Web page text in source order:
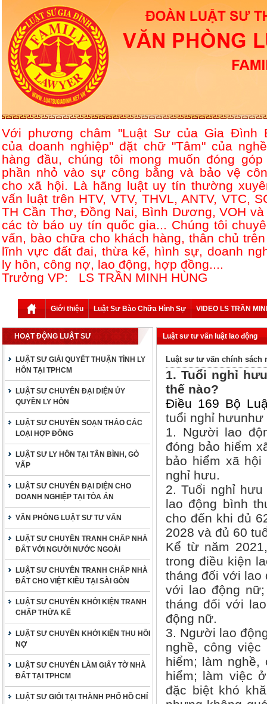
Với phương châm "Luật Sư của Gia Đình
của doanh nghiệp" đặt chữ "Tâm" của
hàng đầu, chúng tôi mong muốn đóng góp
phần nhỏ vào sự công bằng và bảo vệ
cho xã hội. Là hãng luật uy tín thường
vấn luật trên HTV, VTV, THVL, ANTV, VTC,
TH Cần Thơ, Đồng Nai, Bình Dương, VOH và
các tờ báo uy tín quốc gia... Chúng tôi
vấn, bào chữa cho khách hàng, thân chủ
lĩnh vực đất đai, thừa kế, hình sự, doanh
ly hôn, công nợ, lao động, hợp đồng....
Trưởng VP: LS TRẦN MINH HÙNG
Giới thiệu Luật Sư Bào Chữa Hình Sự VIDEO LS TRẦN
HOẠT ĐỘNG LUẬT SƯ
LUẬT SƯ GIẢI QUYẾT THUẬN TÌNH LY
HÔN TẠI TPHCM
LUẬT SƯ CHUYÊN ĐẠI DIỆN ỦY
QUYỀN LY HÔN
LUẬT SƯ CHUYÊN SOẠN THẢO CÁC
LOẠI HỢP ĐỒNG
LUẬT SƯ LY HÔN TẠI TÂN BÌNH, GÒ
VẤP
LUẬT SƯ CHUYÊN ĐẠI DIỆN CHO
DOANH NGHIỆP TẠI TÒA ÁN
VĂN PHÒNG LUẬT SƯ TƯ VẤN
LUẬT SƯ CHUYÊN TRANH CHẤP NHÀ
ĐẤT VỚI NGƯỜI NƯỚC NGOÀI
LUẬT SƯ CHUYÊN TRANH CHẤP NHÀ
ĐẤT CHO VIỆT KIỀU TẠI SÀI GÒN
LUẬT SƯ CHUYÊN KHỞI KIỆN TRANH
CHẤP THỪA KẾ
LUẬT SƯ CHUYÊN KHỞI KIỆN THU HỒI
NỢ
LUẬT SƯ CHUYÊN LÀM GIẤY TỜ NHÀ
ĐẤT TẠI TPHCM
LUẬT SƯ GIỎI TẠI THÀNH PHỐ HỒ CHÍ
Luật sư tư vấn luật lao động
Luật sư tư vấn chính sách
1. Tuổi nghỉ
thế nào?
Điều 169 Bộ
tuổi nghỉ hưunhư
1. Người lao
đóng bảo hiểm
bảo hiểm xã
nghỉ hưu.
2. Tuổi nghỉ
lao động bình
cho đến khi đủ
2028 và đủ 60
Kể từ năm
trong điều kiện
tháng đối với lao
với lao động
tháng đối với
động nữ.
3. Người lao
nghề, công
hiểm; làm nghề,
hiểm; làm việc
đặc biệt khó